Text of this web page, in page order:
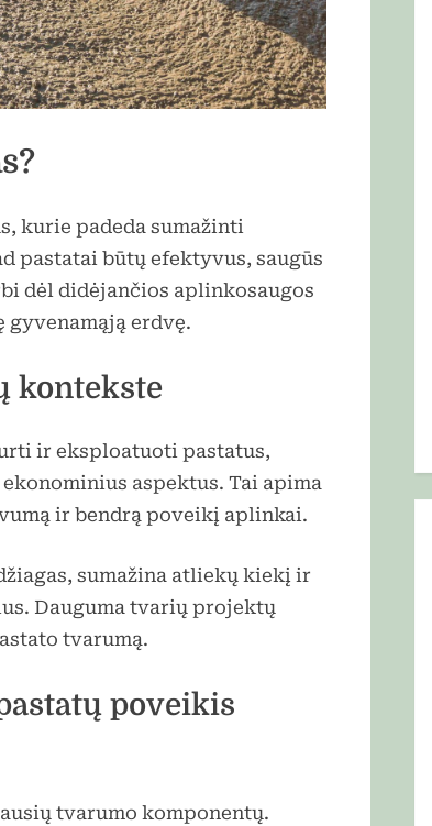
kurie padeda sumažinti
pastatai būtų efektyvus, saugūs
dėl didėjančios aplinkosaugos
erdvę.
kontekste
ir eksploatuoti pastatus,
aspektus. Tai apima
ir bendrą poveikį aplinkai.
sumažina atliekų kiekį ir
Dauguma tvarių projektų
tvarumą.
poveikis
tvarumo komponentų.